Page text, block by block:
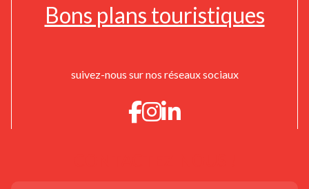
Bons plans touristiques
suivez-nous sur nos réseaux sociaux